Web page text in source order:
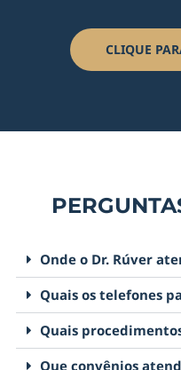
CLIQUE
Onde o Dr. Rúver
Quais os telefones
Quais
Que convênios